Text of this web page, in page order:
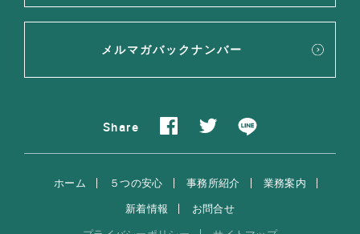
メルマガバックナンバー
Share
ホーム ５つの安心 事務所紹介
業務案内
新着情報
お問合せ